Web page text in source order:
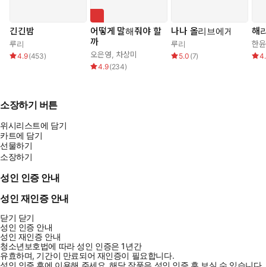
긴긴밤
루리
4.9(453)
어떻게 말해줘야 할
까
오은영, 차상미
4.9(234)
나나 올리브에게
루리
5.0 (7)
해
한
소장하기 버튼
위시리스트에 담기
카트에 담기
선물하기
소장하기
성인 인증 안내
성인 재인증 안내
닫기 닫기
성인 인증 안내
성인 재인증 안내
청소년보호법에 따라 성인 인증은 1년간
유효하며, 기간이 만료되어 재인증이 필요합니다.
성인 인증 후에 이용해 주세요.해당 작품은 성인 인증 후 보실 수 있습니다.